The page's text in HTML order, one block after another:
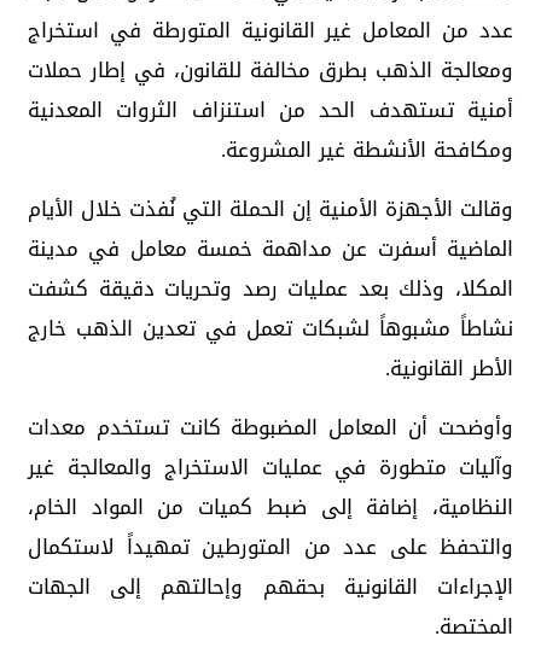
عدد من المعامل غير القانونية المتورطة في استخراج
ومعالجة الذهب بطرق مخالفة للقانون، في إطار حملات
أمنية تستهدف الحد من استنزاف الثروات المعدنية
ومكافحة الأنشطة غير المشروعة.
وقالت الأجهزة الأمنية إن الحملة التي نُفذت خلال الأيام
الماضية أسفرت عن مداهمة خمسة معامل في مدينة
المكلا، وذلك بعد عمليات رصد وتحريات دقيقة كشفت
نشاطاً مشبوهاً لشبكات تعمل في تعدين الذهب خارج
الأطر القانونية.
وأوضحت أن المعامل المضبوطة كانت تستخدم معدات
وآليات متطورة في عمليات الاستخراج والمعالجة غير
النظامية، إضافة إلى ضبط كميات من المواد الخام،
والتحفظ على عدد من المتورطين تمهيداً لاستكمال
الإجراءات القانونية بحقهم وإحالتهم إلى الجهات
المختصة.